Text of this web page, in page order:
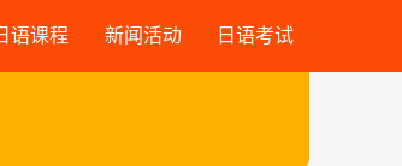
语课程 新闻活动 日语考试